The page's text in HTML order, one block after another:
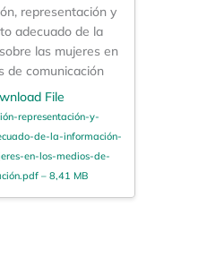
representación y
adecuado de la
las mujeres en
de comunicación
File
representación-y-
de-la-información-
en-los-medios-de-
– 8,41 MB